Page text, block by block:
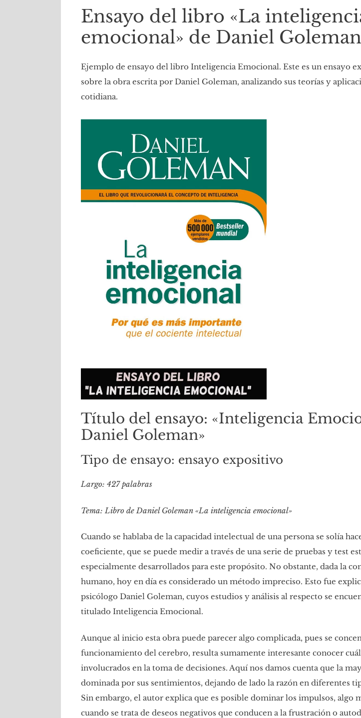
Ensayo del libro «La
emocional» de Daniel Goleman
Ejemplo de ensayo del libro Inteligencia Emocional. Este es un ensayo
sobre la obra escrita por Daniel Goleman, analizando sus teorías y
cotidiana.
Título del ensayo: «Inteligencia
Daniel Goleman»
Tipo de ensayo: ensayo expositivo
Largo: 427 palabras
Tema: Libro de Daniel Goleman «La inteligencia emocional»
Cuando se hablaba de la capacidad intelectual de una persona se solía
coeficiente, que se puede medir a través de una serie de pruebas y test
especialmente desarrollados para este propósito. No obstante, dada la
humano, hoy en día es considerado un método impreciso. Esto fue
psicólogo Daniel Goleman, cuyos estudios y análisis al respecto se
titulado Inteligencia Emocional.
Aunque al inicio esta obra puede parecer algo complicada, pues se
funcionamiento del cerebro, resulta sumamente interesante conocer
involucrados en la toma de decisiones. Aquí nos damos cuenta que la
dominada por sus sentimientos, dejando de lado la razón en diferentes
Sin embargo, el autor explica que es posible dominar los impulsos, algo
cuando se trata de deseos negativos que conducen a la frustración o